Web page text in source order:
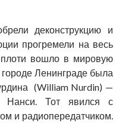
деконструкцию и
прогремели на весь
вошло в мировую
Ленинграде была
(William Nurdin) —
Нанси. Тот явился с
и радиопередатчиком.